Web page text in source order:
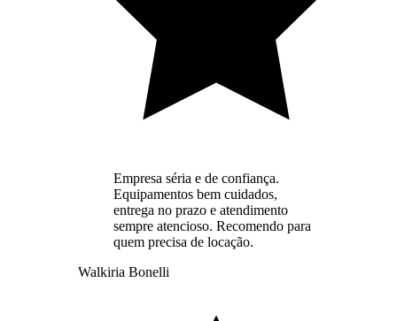
Empresa séria e de confiança.
Equipamentos bem cuidados,
entrega no prazo e atendimento
sempre atencioso. Recomendo para
quem precisa de locação.
Walkiria Bonelli